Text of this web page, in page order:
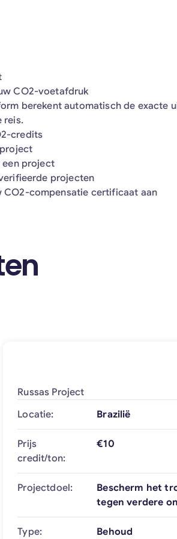
CO2-voetafdruk
berekent automatisch de exacte
reis.
credits
een project
projecten
CO2-compensatie certificaat aan
Russas Project
Locatie:
Brazilië
Prijs
credit/ton:
€10
Projectdoel:
Bescherm het
tegen verdere
Type: Behoud